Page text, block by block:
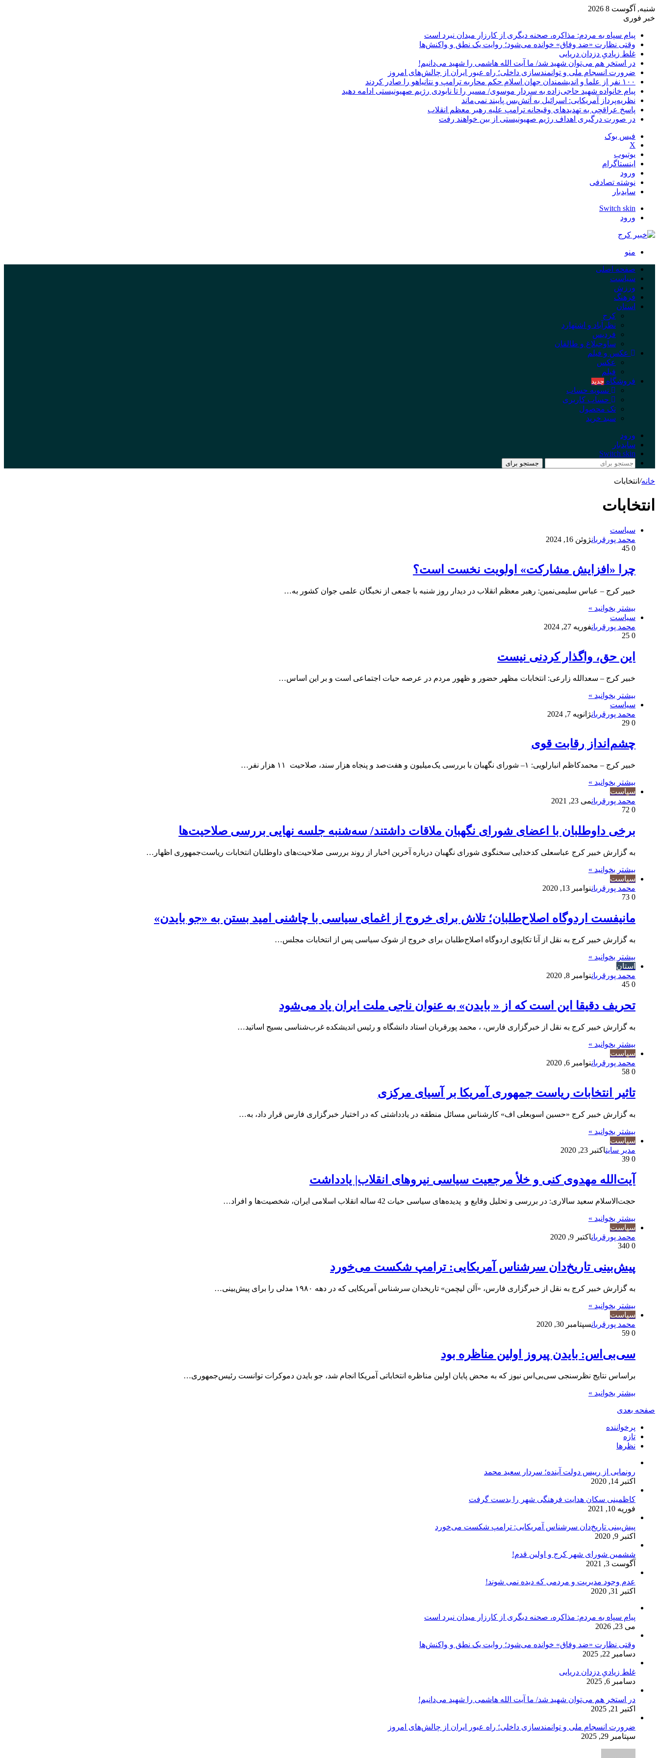
شنبه, آگوست 8 2026
خبر فوری
پیام سپاه به مردم: مذاکره، صحنه دیگری از کارزار میدان نبرد است
وقتی نظارت «ضد وفاق» خوانده می‌شود؛ روایت یک نطق و واکنش‌ها
غلط زیادیِ دزدان دریایی
در استخر هم می‌توان شهید شد/ ما آیت الله هاشمی را شهید می‌دانیم!
ضرورت انسجام ملی و توانمندسازی داخلی؛ راه عبور ایران از چالش‌های امروز
۱۰۰ نفر از علما و اندیشمندان جهان اسلام حکم محاربه ترامپ و نتانیاهو را صادر کردند
پیام خانواده شهید حاجی‌زاده به سردار موسوی/ مسیر را تا نابودی رژیم صهیونیستی ادامه دهید
نظریه‌پرداز آمریکایی: اسرائیل به آتش‌بس پایبند نمی‌ماند
پاسخ عراقچی به تهدیدهای وقیحانه ترامپ علیه رهبر معظم انقلاب
در صورت درگیری اهداف رژیم صهیونیستی از بین خواهند رفت
فیس بوک
X
یوتیوب
اینستاگرام
ورود
نوشته تصادفی
سایدبار
Switch skin
ورود
منو
صفحه اصلی
سیاست
ورزش
فرهنگ
استان
کرج
نظرآباد و اشتهارد
فردیس
ساوجبلاغ و طالقان
عکس و فیلم
عکس
فیلم
فروشگاه جدید
تسویه حساب
حساب کاربری
تک محصول
سبد خرید
ورود
سایدبار
Switch skin
جستجو برای
خانه/ انتخابات
انتخابات
سیاست
محمد پورقربانژوئن 16, 2024
0
چرا «افزایش مشارکت» اولویت نخست است؟
خبیر کرج – عباس سلیمی‌نمین: رهبر معظم انقلاب در دیدار روز شنبه با جمعی از نخبگان علمی جوان کشور به…
بیشتر بخوانید »
سیاست
محمد پورقربانفوریه 27, 2024
0
این حق، واگذار کردنی نیست
خبیر کرج – سعدالله زارعی: انتخابات مظهر حضور و ظهور مردم در عرصه حیات اجتماعی است و بر این اساس…
بیشتر بخوانید »
سیاست
محمد پورقربانژانویه 7, 2024
0
چشم‌انداز رقابت قوی
خبیر کرج – محمدکاظم انبارلویی: ۱– شورای نگهبان با بررسی یک‌میلیون و هفت‌صد و پنجاه هزار سند، صلاحیت ۱۱ هزار نفر…
بیشتر بخوانید »
سیاست
محمد پورقربانمی 23, 2021
0
برخی داوطلبان با اعضای شورای نگهبان ملاقات داشتند/ سه‌شنبه جلسه‌ نهایی بررسی صلاحیت‌ها
به گزارش خبیر کرج عباسعلی کدخدایی سخنگوی شورای نگهبان درباره آخرین اخبار از روند بررسی صلاحیت‌های داوطلبان انتخابات ریاست‌جمهوری اظهار…
بیشتر بخوانید »
سیاست
محمد پورقرباننوامبر 13, 2020
0
مانیفست اردوگاه اصلاح‌طلبان؛ تلاش برای خروج از اغمای سیاسی با چاشنی امید بستن به «جو بایدن»
به گزارش خبیر کرج به نقل از آنا تکاپوی اردوگاه اصلاح‌طلبان برای خروج از شوک سیاسی پس از انتخابات مجلس…
بیشتر بخوانید »
استان
محمد پورقرباننوامبر 8, 2020
0
تحریف دقیقا این است که از « بایدن» به عنوان ناجی ملت ایران یاد می‌شود
به گزارش خبیر کرج به نقل از خبرگزاری فارس، ، محمد پورقربان استاد دانشگاه و رئیس اندیشکده غرب‌شناسی بسیج اساتید…
بیشتر بخوانید »
سیاست
محمد پورقرباننوامبر 6, 2020
0
تاثیر انتخابات ریاست جمهوری آمریکا بر آسیای مرکزی
به گزارش خبیر کرج «حسین اسوبعلی اف» کارشناس مسائل منطقه در یادداشتی که در اختیار خبرگزاری فارس قرار داد، به…
بیشتر بخوانید »
سیاست
مدیر سایتاکتبر 23, 2020
0
آیت‌الله مهدوی کنی و خلأ مرجعیت سیاسی نیروهای انقلاب| یادداشت
حجت‌الاسلام سعید سالاری:‌ در بررسی و تحلیل وقایع و پدیده­‌های سیاسی حیات 42 ساله انقلاب اسلامی ایران، شخصیت­‌ها و افراد…
بیشتر بخوانید »
سیاست
محمد پورقرباناکتبر 9, 2020
0
پیش‌بینی تاریخ‌دان سرشناس آمریکایی: ترامپ شکست می‌خورد
به گزارش خبیر کرج به نقل از خبرگزاری فارس، «آلن لیچمن» تاریخدان سرشناس آمریکایی که در دهه ۱۹۸۰ مدلی را برای پیش‌بینی…
بیشتر بخوانید »
سیاست
محمد پورقربانسپتامبر 30, 2020
0
سی‌بی‌اس: بایدن پیروز اولین مناظره بود
براساس نتایج نظرسنجی سی‌بی‌اس نیوز که به محض پایان اولین مناظره انتخاباتی آمریکا انجام شد، جو بایدن دموکرات توانست رئیس‌جمهوری…
بیشتر بخوانید »
صفحه بعدی
پرخواننده
تازه
نظرها
رونمایی از رییس دولت آینده؛ سردار سعید محمد
اکتبر 14, 2020
کاظمینی سکان هدایت فرهنگی شهر را بدست گرفت
فوریه 10, 2021
پیش‌بینی تاریخ‌دان سرشناس آمریکایی: ترامپ شکست می‌خورد
اکتبر 9, 2020
ششمین شورای شهر کرج و اولین قدم!
آگوست 3, 2021
عدم وجود مدیریت و مردمی که دیده نمی شوند!
اکتبر 31, 2020
پیام سپاه به مردم: مذاکره، صحنه دیگری از کارزار میدان نبرد است
می 23, 2026
وقتی نظارت «ضد وفاق» خوانده می‌شود؛ روایت یک نطق و واکنش‌ها
دسامبر 22, 2025
غلط زیادیِ دزدان دریایی
دسامبر 6, 2025
در استخر هم می‌توان شهید شد/ ما آیت الله هاشمی را شهید می‌دانیم!
اکتبر 21, 2025
ضرورت انسجام ملی و توانمندسازی داخلی؛ راه عبور ایران از چالش‌های امروز
سپتامبر 29, 2025